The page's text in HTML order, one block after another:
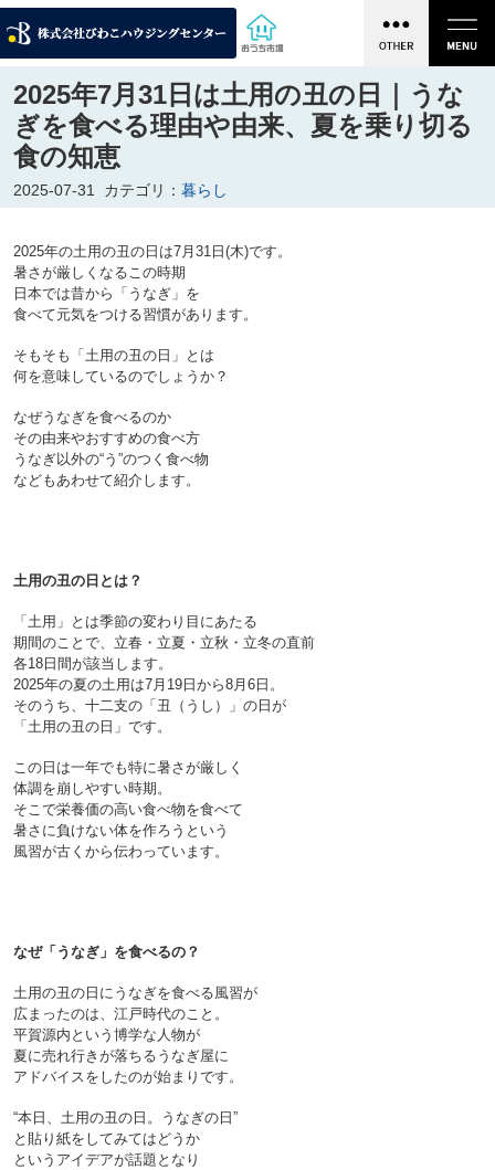
2025年7月31日は土用の丑の日｜うな
ぎを食べる理由や由来、夏を乗り切る
食の知恵
2025-07-31 カテゴリ： 暮らし
2025年の土用の丑の日は7月31日(木)です。
暑さが厳しくなるこの時期
日本では昔から「うなぎ」を
食べて元気をつける習慣があります。
そもそも「土用の丑の日」とは
何を意味しているのでしょうか？
なぜうなぎを食べるのか
その由来やおすすめの食べ方
うなぎ以外の“う”のつく食べ物
などもあわせて紹介します。
土用の丑の日とは？
「土用」とは季節の変わり目にあたる
期間のことで、立春・立夏・立秋・立冬の直前
各18日間が該当します。
2025年の夏の土用は7月19日から8月6日。
そのうち、十二支の「丑（うし）」の日が
「土用の丑の日」です。
この日は一年でも特に暑さが厳しく
体調を崩しやすい時期。
そこで栄養価の高い食べ物を食べて
暑さに負けない体を作ろうという
風習が古くから伝わっています。
なぜ「うなぎ」を食べるの？
土用の丑の日にうなぎを食べる風習が
広まったのは、江戸時代のこと。
平賀源内という博学な人物が
夏に売れ行きが落ちるうなぎ屋に
アドバイスをしたのが始まりです。
“本日、土用の丑の日。うなぎの日”
と貼り紙をしてみてはどうか
というアイデアが話題となり